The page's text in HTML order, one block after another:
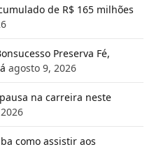
de R$ 165 milhões
Preserva Fé,
agosto 9, 2026
na carreira neste
como assistir aos